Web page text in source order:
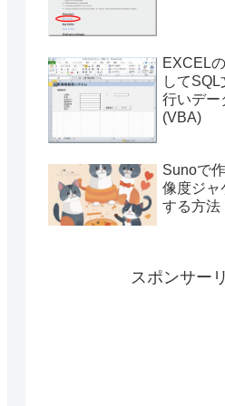
EXCEL
して
行いデー
(VBA)
Sunoで
像度ジャ
する方法
スポンサー